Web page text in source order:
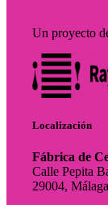
Un proyecto
Localización
Fábrica de
Calle Pepita
29004, Málaga